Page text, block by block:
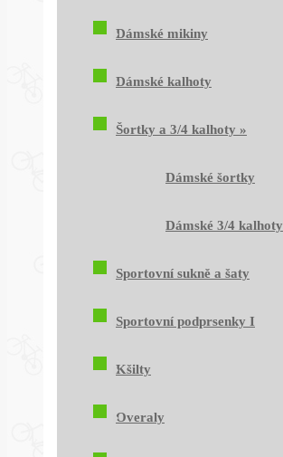
Dámské mikiny
Dámské kalhoty
Šortky a 3/4 kalhoty »
Dámské šortky
Dámské 3/4 kalhoty
Sportovní sukně a šaty
Sportovní podprsenky I
Kšilty
Overaly